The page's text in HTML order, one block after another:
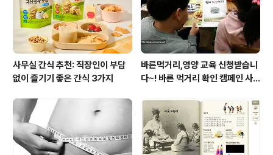
사무실 간식 추천: 직장인이 부담
없이 즐기기 좋은 간식 3가지
바른먹거리,영양 교육 신청받습니
다~! 바른 먹거리 확인 캠페인 사